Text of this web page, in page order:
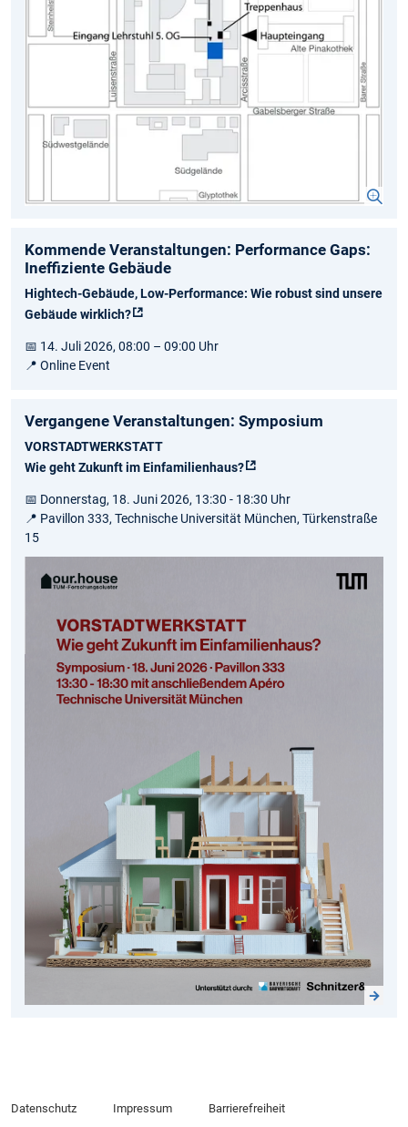
Kommende Veranstaltungen: Performance Gaps:
Ineffiziente Gebäude
Hightech-Gebäude, Low-Performance: Wie robust sind unsere
Gebäude wirklich?
📅 14. Juli 2026, 08:00 – 09:00 Uhr
📍 Online Event
Vergangene Veranstaltungen: Symposium
VORSTADTWERKSTATT
Wie geht Zukunft im Einfamilienhaus?
📅 Donnerstag, 18. Juni 2026, 13:30 - 18:30 Uhr
📍 Pavillon 333, Technische Universität München, Türkenstraße
15
Datenschutz Impressum Barrierefreiheit